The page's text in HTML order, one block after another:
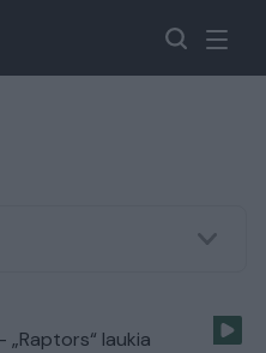
„Raptors“ laukia